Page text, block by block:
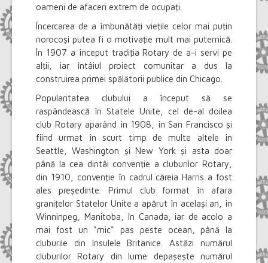
oameni de afaceri extrem de ocupaţi.
Încercarea de a îmbunătăţi vieţile celor mai puţin
norocoşi putea fi o motivaţie mult mai puternică.
În 1907 a început tradiţia Rotary de a-i servi pe
alţii, iar întâiul proiect comunitar a dus la
construirea primei spălătorii publice din Chicago.
Popularitatea clubului a început să se
raspândească în Statele Unite, cel de-al doilea
club Rotary aparând în 1908, în San Francisco şi
fiind urmat în scurt timp de multe altele în
Seattle, Washington şi New York şi asta doar
până la cea dintâi convenţie a cluburilor Rotary,
din 1910, convenţie în cadrul căreia Harris a fost
ales preşedinte. Primul club format în afara
graniţelor Statelor Unite a apărut în acelaşi an, în
Winninpeg, Manitoba, în Canada, iar de acolo a
mai fost un "mic" pas peste ocean, până la
cluburile din Insulele Britanice. Astăzi numărul
cluburilor Rotary din lume depaşeşte numărul